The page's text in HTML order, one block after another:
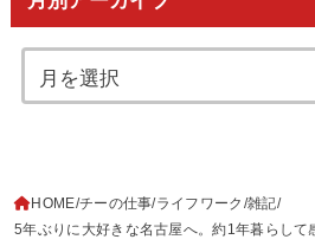
HOME チーの仕事 ライフワーク 雑記
5年ぶりに大好きな名古屋へ。約1年暮らして